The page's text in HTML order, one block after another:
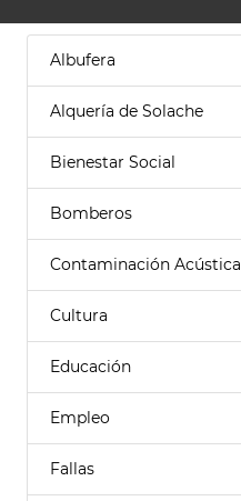
Albufera
Alquería de Solache
Bienestar Social
Bomberos
Contaminación Acústica
Cultura
Educación
Empleo
Fallas